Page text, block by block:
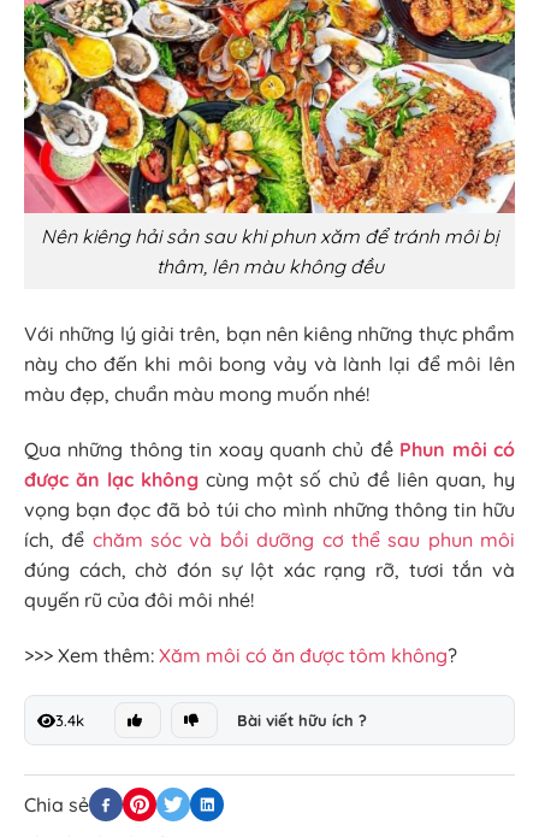
Nên kiêng hải sản sau khi phun xăm để tránh môi bị
thâm, lên màu không đều
Với những lý giải trên, bạn nên kiêng những thực phẩm
này cho đến khi môi bong vảy và lành lại để môi lên
màu đẹp, chuẩn màu mong muốn nhé!
Qua những thông tin xoay quanh chủ đề Phun môi có
được ăn lạc khôngcùng một số chủ đề liên quan, hy
vọng bạn đọc đã bỏ túi cho mình những thông tin hữu
ích, để chăm sóc và bồi dưỡng cơ thể sau phun môi
đúng cách, chờ đón sự lột xác rạng rỡ, tươi tắn và
quyến rũ của đôi môi nhé!
>>> Xem thêm: Xăm môi có ăn được tôm không?
3.4k Bài viết hữu ích ?
Chia sẻ